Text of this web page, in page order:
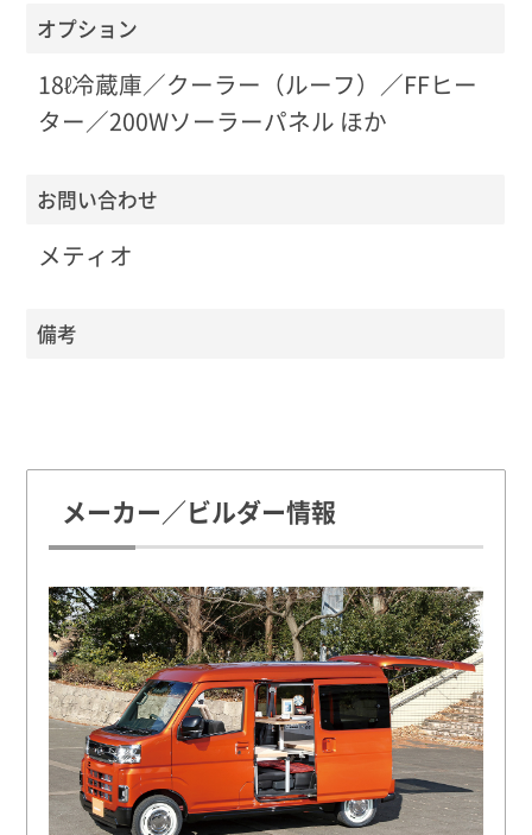
オプション
18ℓ冷蔵庫／クーラー（ルーフ）／FFヒー
ター／200Wソーラーパネル ほか
お問い合わせ
メティオ
備考
メーカー／ビルダー情報